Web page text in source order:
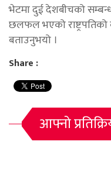
भेटमा दुई देशबीचको
छलफल भएको राष्ट्रपतिको
बताउनुभयो ।
Share :
आफ्नो